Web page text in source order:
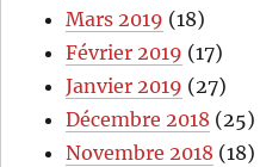
Mars 2019 (18)
Février 2019 (17)
Janvier 2019 (27)
Décembre 2018 (25)
Novembre 2018 (18)